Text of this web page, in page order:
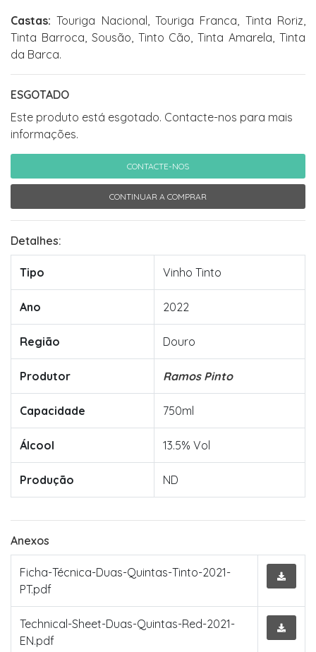
Castas: Touriga Nacional, Touriga Franca, Tinta Roriz,
Tinta Barroca, Sousão, Tinto Cão, Tinta Amarela, Tinta
da Barca.
ESGOTADO
Este produto está esgotado. Contacte-nos para mais
informações.
CONTACTE-NOS
CONTINUAR A COMPRAR
Detalhes:
Tipo Vinho Tinto
Ano 2022
Região Douro
Produtor Ramos Pinto
Capacidade 750ml
Álcool 13.5% Vol
Produção ND
Anexos
Ficha-Técnica-Duas-Quintas-Tinto-2021-
PT.pdf
Technical-Sheet-Duas-Quintas-Red-2021-
EN.pdf